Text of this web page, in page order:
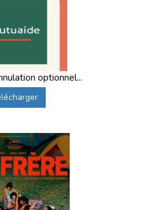
optionnel...